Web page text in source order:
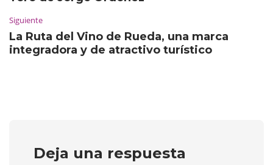
Siguiente
La Ruta del Vino de Rueda, una marca
integradora y de atractivo turístico
Deja una respuesta